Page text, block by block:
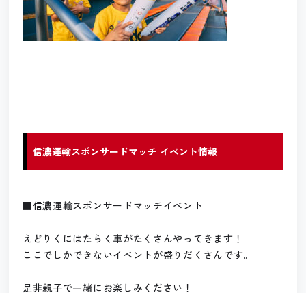
信濃運輸スポンサードマッチ イベント情報
■信濃運輸スポンサードマッチイベント
えどりくにはたらく車がたくさんやってきます！
ここでしかできないイベントが盛りだくさんです。
是非親子で一緒にお楽しみください！